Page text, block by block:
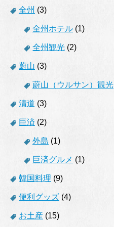
全州 (3)
全州ホテル (1)
全州観光 (2)
蔚山 (3)
蔚山（ウルサン）観光
清道 (3)
巨済 (2)
外島 (1)
巨済グルメ (1)
韓国料理 (9)
便利グッズ (4)
お土産 (15)